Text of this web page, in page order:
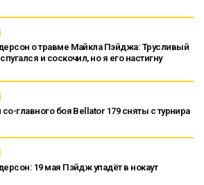
о травме Майкла Пэйджа: Трусливый
и соскочил, но я его настигну
со-главного боя Bellator 179 сняты с турнира
19 мая Пэйдж упадёт в нокаут